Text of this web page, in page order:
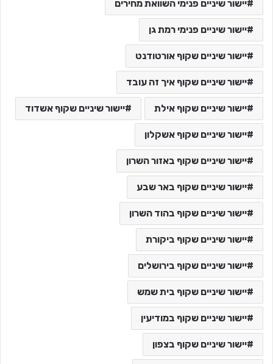
יישור שיניים פנימי השוואת מחירים
יישור שיניים פנימי רמת גן
יישור שיניים שקוף אורטודנט
יישור שיניים שקוף איך זה עובד
יישור שיניים שקוף אילת יישור שיניים שקוף אשדוד
יישור שיניים שקוף אשקלון
יישור שיניים שקוף באזור השרון
יישור שיניים שקוף באר שבע
יישור שיניים שקוף בהוד השרון
יישור שיניים שקוף ביקורת
יישור שיניים שקוף בירושלים
יישור שיניים שקוף בית שמש
יישור שיניים שקוף במודיעין
יישור שיניים שקוף בצפון